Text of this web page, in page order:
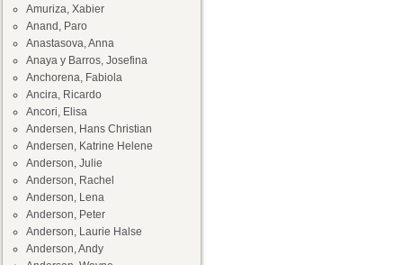
Amuriza, Xabier
Anand, Paro
Anastasova, Anna
Anaya y Barros, Josefina
Anchorena, Fabiola
Ancira, Ricardo
Ancori, Elisa
Andersen, Hans Christian
Andersen, Katrine Helene
Anderson, Julie
Anderson, Rachel
Anderson, Lena
Anderson, Peter
Anderson, Laurie Halse
Anderson, Andy